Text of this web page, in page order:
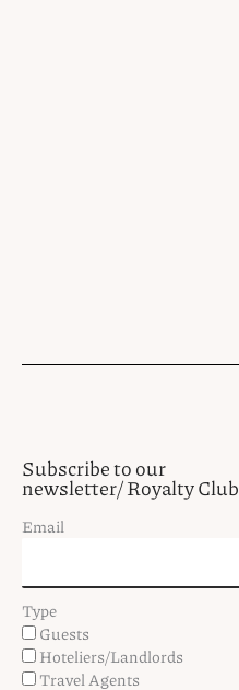
Subscribe to our
newsletter/ Royalty Club
Email
Type
Guests
Hoteliers/Landlords
Travel Agents